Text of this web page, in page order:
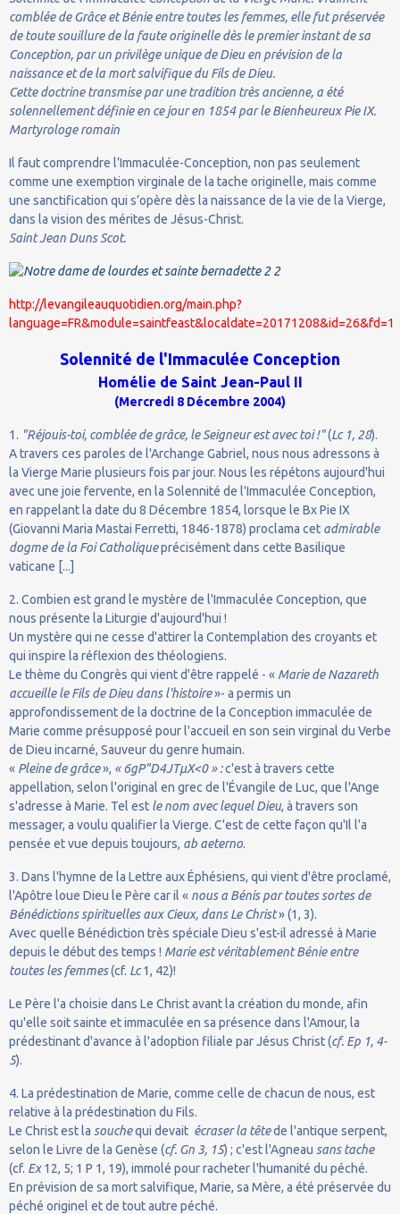
comblée de Grâce et Bénie entre toutes les femmes, elle fut préservée
de toute souillure de la faute originelle dès le premier instant de sa
Conception, par un privilège unique de Dieu en prévision de la
naissance et de la mort salvifique du Fils de Dieu.
Cette doctrine transmise par une tradition très ancienne, a été
solennellement définie en ce jour en 1854 par le Bienheureux Pie IX.
Martyrologe romain
Il faut comprendre l’Immaculée-Conception, non pas seulement
comme une exemption virginale de la tache originelle, mais comme
une sanctification qui s’opère dès la naissance de la vie de la Vierge,
dans la vision des mérites de Jésus-Christ.
Saint Jean Duns Scot.
http://levangileauquotidien.org/main.php?
language=FR&module=saintfeast&localdate=20171208&id=26&fd=1
Solennité de l'Immaculée Conception
Homélie de Saint Jean-Paul II
(Mercredi 8 Décembre 2004)
1. "Réjouis-toi, comblée de grâce, le Seigneur est avec toi !"(Lc1, 28).
A travers ces paroles de l'Archange Gabriel, nous nous adressons à
la Vierge Marie plusieurs fois par jour. Nous les répétons aujourd'hui
avec une joie fervente, en la Solennité de l'Immaculée Conception,
en rappelant la date du 8 Décembre 1854, lorsque le Bx Pie IX
(Giovanni Maria Mastai Ferretti, 1846-1878) proclama cet admirable
dogme de la Foi Catholiqueprécisément dans cette Basilique
vaticane [...]
2. Combien est grand le mystère de l'Immaculée Conception, que
nous présente la Liturgie d'aujourd'hui !
Un mystère qui ne cesse d'attirer la Contemplation des croyants et
qui inspire la réflexion des théologiens.
Le thème du Congrès qui vient d'être rappelé - « Marie de Nazareth
accueille le Fils de Dieu dans l'histoire»- a permis un
approfondissement de la doctrine de la Conception immaculée de
Marie comme présupposé pour l'accueil en son sein virginal du Verbe
de Dieu incarné, Sauveur du genre humain.
« Pleine de grâce», « 6gP"D4JTµX<0 » :c'est à travers cette
appellation, selon l'original en grec de l'Évangile de Luc, que l'Ange
s'adresse à Marie. Tel est le nom avec lequel Dieu, à travers son
messager, a voulu qualifier la Vierge. C'est de cette façon qu'Il l'a
pensée et vue depuis toujours, ab aeterno.
3. Dans l'hymne de la Lettre aux Éphésiens, qui vient d'être proclamé,
l'Apôtre loue Dieu le Père car il « nous a Bénis par toutes sortes de
Bénédictions spirituelles aux Cieux, dans Le Christ» (1, 3).
Avec quelle Bénédiction très spéciale Dieu s'est-il adressé à Marie
depuis le début des temps ! Marie est véritablement Bénie entre
toutes les femmes(cf. Lc1, 42)!
Le Père l'a choisie dans Le Christ avant la création du monde, afin
qu'elle soit sainte et immaculée en sa présence dans l'Amour, la
prédestinant d'avance à l'adoption filiale par Jésus Christ (cf. Ep 1, 4-
5).
4. La prédestination de Marie, comme celle de chacun de nous, est
relative à la prédestination du Fils.
Le Christ est la souchequi devait écraser la têtede l'antique serpent,
selon le Livre de la Genèse (cf. Gn 3, 15) ; c'est l'Agneau sans tache
(cf. Ex12, 5; 1 P 1, 19), immolé pour racheter l'humanité du péché.
En prévision de sa mort salvifique, Marie, sa Mère, a été préservée du
péché originel et de tout autre péché.